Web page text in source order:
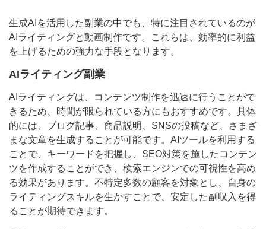
生成AIを活用した副業の中でも、特に注目されているのが
AIライティングと動画制作です。これらは、効率的に利益
を上げるための強力な手段となります。
AIライティング副業
AIライティングは、コンテンツ制作を迅速に行うことがで
きるため、時間が限られている方にもおすすめです。具体
的には、ブログ記事、商品説明、SNSの投稿など、さまざ
まな文章を生成することが可能です。AIツールを利用する
ことで、キーワードを把握し、SEO対策を施したコンテン
ツを作成することができ、検索エンジンでの可視性を高め
る効果があります。不特定多数の顧客を対象とし、自身の
ライティングスキルを生かすことで、安定した副収入を得
ることが期待できます。